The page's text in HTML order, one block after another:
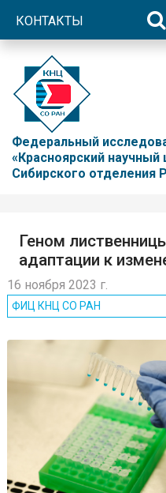
КОНТАКТЫ
Федеральный
«Красноярский научный
Сибирского отделения
Геном
адаптации к
16 ноября 2023 г.
ФИЦ КНЦ CO РАН